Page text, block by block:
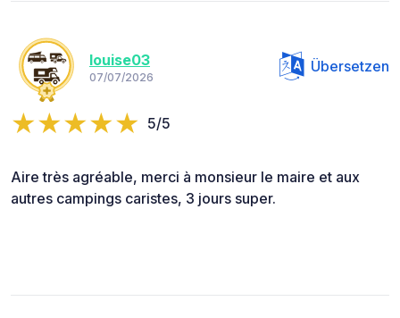
louise03
07/07/2026
Übersetzen
5/5
Aire très agréable, merci à monsieur le maire et aux
autres campings caristes, 3 jours super.